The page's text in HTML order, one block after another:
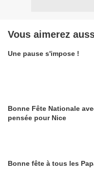
Vous aimerez
Une pause s'impose !
Bonne Fête Nationale
pensée pour Nice
Bonne fête à tous les